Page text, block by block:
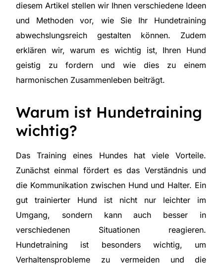
diesem Artikel stellen wir Ihnen verschiedene Ideen
und Methoden vor, wie Sie Ihr Hundetraining
abwechslungsreich gestalten können. Zudem
erklären wir, warum es wichtig ist, Ihren Hund
geistig zu fordern und wie dies zu einem
harmonischen Zusammenleben beiträgt.
Warum ist Hundetraining
wichtig?
Das Training eines Hundes hat viele Vorteile.
Zunächst einmal fördert es das Verständnis und
die Kommunikation zwischen Hund und Halter. Ein
gut trainierter Hund ist nicht nur leichter im
Umgang, sondern kann auch besser in
verschiedenen Situationen reagieren.
Hundetraining ist besonders wichtig, um
Verhaltensprobleme zu vermeiden und die